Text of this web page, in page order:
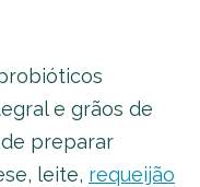
e grãos de
preparar
leite, requeijão